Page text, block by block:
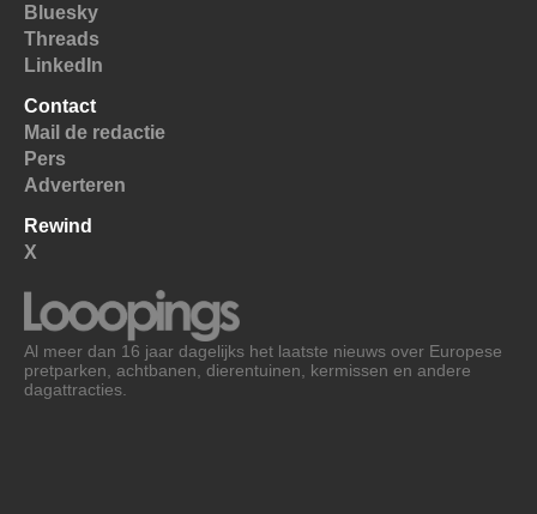
Bluesky
Threads
LinkedIn
Contact
Mail de redactie
Pers
Adverteren
Rewind
X
Al meer dan 16 jaar dagelijks het laatste nieuws over Europese
pretparken, achtbanen, dierentuinen, kermissen en andere
dagattracties.